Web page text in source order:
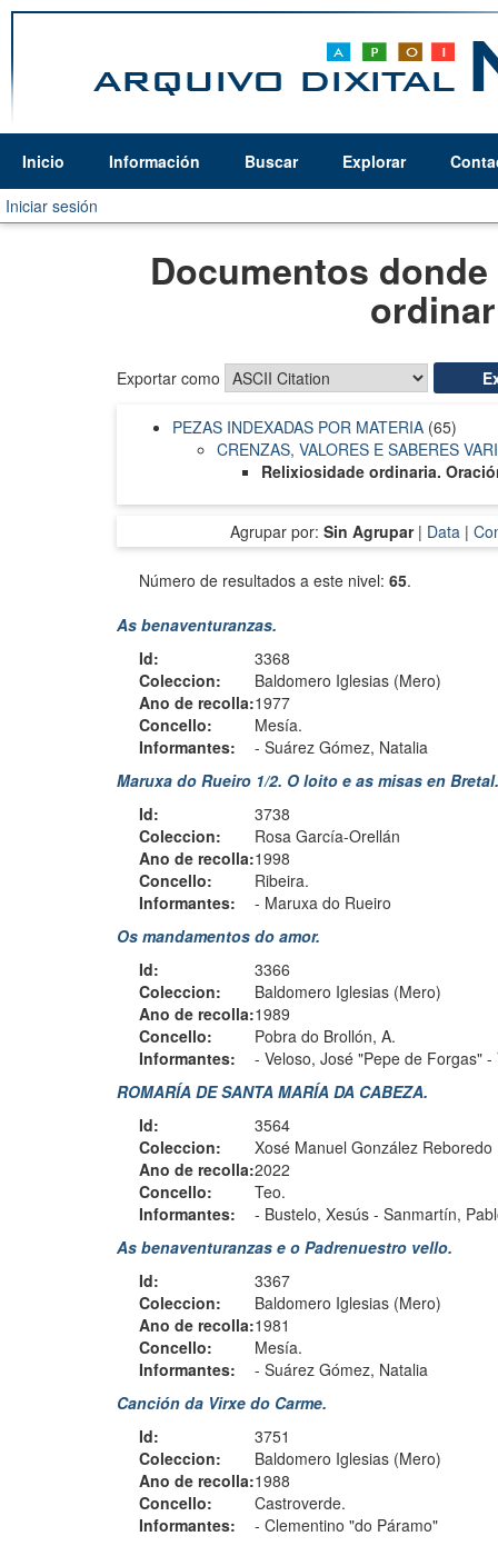
Inicio Información Buscar Explorar
Iniciar sesión
Documentos
Exportar como
PEZAS INDEXADAS POR MATERIA (65)
CRENZAS, VALORES E SABERES
Relixiosidade ordinaria.
Agrupar por: Sin Agrupar| Data |
Número de resultados a este nivel: 65.
As benaventuranzas.
Id:
3368
Coleccion:
Baldomero Iglesias (Mero)
Ano de recolla:1977
Concello:
Mesía.
Informantes:
- Suárez Gómez, Natalia
Maruxa do Rueiro 1/2. O loito e as misas en Bretal.
Id:
3738
Coleccion:
Rosa García-Orellán
Ano de recolla:1998
Concello:
Ribeira.
Informantes:
- Maruxa do Rueiro
Os mandamentos do amor.
Id:
3366
Coleccion:
Baldomero Iglesias (Mero)
Ano de recolla:1989
Concello:
Pobra do Brollón, A.
Informantes:
- Veloso, José "Pepe de Forgas" -
ROMARÍA DE SANTA MARÍA DA CABEZA.
Id:
3564
Coleccion:
Xosé Manuel González Reboredo
Ano de recolla:2022
Concello:
Teo.
Informantes:
- Bustelo, Xesús - Sanmartín,
As benaventuranzas e o Padrenuestro vello.
Id:
3367
Coleccion:
Baldomero Iglesias (Mero)
Ano de recolla:1981
Concello:
Mesía.
Informantes:
- Suárez Gómez, Natalia
Canción da Virxe do Carme.
Id:
3751
Coleccion:
Baldomero Iglesias (Mero)
Ano de recolla:1988
Concello:
Castroverde.
Informantes:
- Clementino "do Páramo"